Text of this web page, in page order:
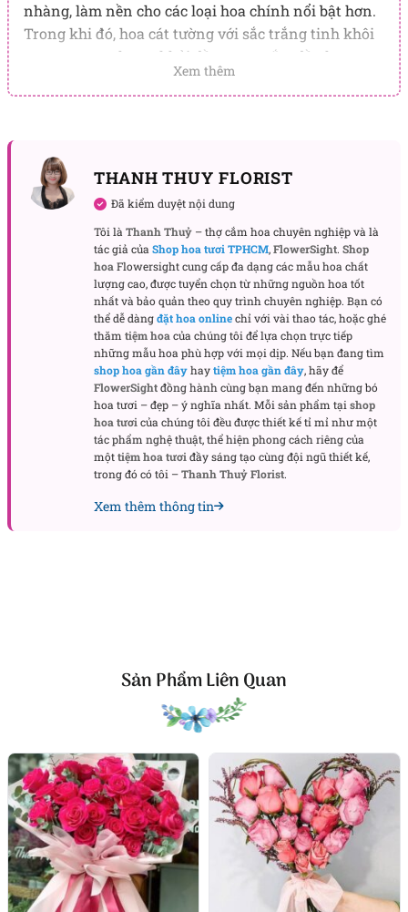
nhàng, làm nền cho các loại hoa chính nổi bật hơn.
Trong khi đó, hoa cát tường với sắc trắng tinh khôi
tượng trưng cho sự khởi đầu may mắn, đầy hy vọng
trong cuộc sống lứa đôi.
Hoa cưới cầm tay Hạnh phúc trọn vẹn
Ý nghĩa khi tặng món quà này
Hạnh phúc trọn vẹn là biểu tượng cho một tình yêu
trưởng thành, sâu sắc và bền vững. Mỗi bông hoa
trong bó đều mang theo một lớp nghĩa, từ lời chúc
cho một khởi đầu bình yên đến mong ước về một
tương lai hạnh phúc.
Sắc tím thể hiện sự thủy chung, tình yêu lâu dài và
lòng tin vững bền giữa hai người. Sắc trắng tượng
Xem thêm
THANH THUY FLORIST
Đã kiểm duyệt nội dung
Tôi là Thanh Thuỷ – thợ cắm hoa chuyên nghiệp và là
tác giả của Shop hoa tươi TPHCM,FlowerSight. Shop
hoa Flowersight cung cấp đa dạng các mẫu hoa chất
lượng cao, được tuyển chọn từ những nguồn hoa tốt
nhất và bảo quản theo quy trình chuyên nghiệp. Bạn có
thể dễ dàngđặt hoa onlinechỉ với vài thao tác, hoặc ghé
thăm tiệm hoa của chúng tôi để lựa chọn trực tiếp
những mẫu hoa phù hợp với mọi dịp. Nếu bạn đang tìm
shop hoa gần đâyhaytiệm hoa gần đây, hãy để
FlowerSightđồng hành cùng bạn mang đến những bó
hoa tươi – đẹp – ý nghĩa nhất. Mỗi sản phẩm tại shop
hoa tươi của chúng tôi đều được thiết kế tỉ mỉ như một
tác phẩm nghệ thuật, thể hiện phong cách riêng của
mộttiệm hoa tươi đầy sáng tạo cùng đội ngũ thiết kế,
trong đó có tôi –Thanh Thuỷ Florist.
Xem thêm thông tin
Sản Phẩm Liên Quan